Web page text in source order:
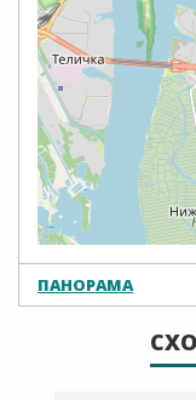
ПАНОРАМА